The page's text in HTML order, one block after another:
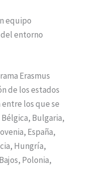
equipo
entorno
Erasmus
de los estados
los que se
Bulgaria,
España,
Hungría,
Polonia,